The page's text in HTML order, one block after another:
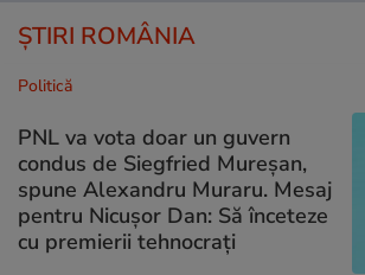
ȘTIRI ROMÂNIA
Politică
PNL va vota doar un guvern
condus de Siegfried Mureșan,
spune Alexandru Muraru. Mesaj
pentru Nicușor Dan: Să înceteze
cu premierii tehnocrați